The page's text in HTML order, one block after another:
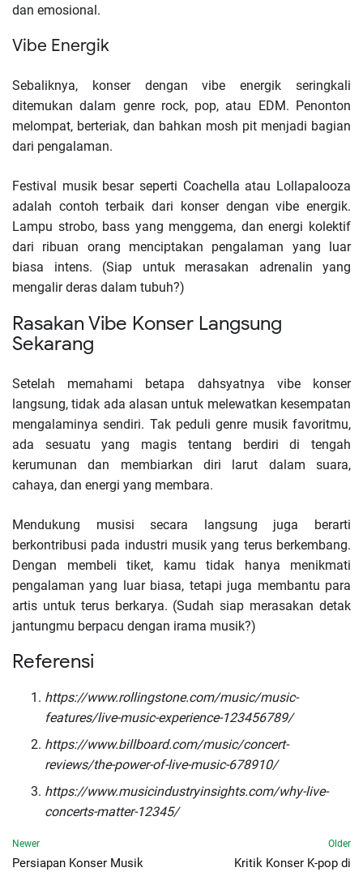
dan emosional.
Vibe Energik
Sebaliknya, konser dengan vibe energik seringkali
ditemukan dalam genre rock, pop, atau EDM. Penonton
melompat, berteriak, dan bahkan mosh pit menjadi bagian
dari pengalaman.
Festival musik besar seperti Coachella atau Lollapalooza
adalah contoh terbaik dari konser dengan vibe energik.
Lampu strobo, bass yang menggema, dan energi kolektif
dari ribuan orang menciptakan pengalaman yang luar
biasa intens. (Siap untuk merasakan adrenalin yang
mengalir deras dalam tubuh?)
Rasakan Vibe Konser Langsung
Sekarang
Setelah memahami betapa dahsyatnya vibe konser
langsung, tidak ada alasan untuk melewatkan kesempatan
mengalaminya sendiri. Tak peduli genre musik favoritmu,
ada sesuatu yang magis tentang berdiri di tengah
kerumunan dan membiarkan diri larut dalam suara,
cahaya, dan energi yang membara.
Mendukung musisi secara langsung juga berarti
berkontribusi pada industri musik yang terus berkembang.
Dengan membeli tiket, kamu tidak hanya menikmati
pengalaman yang luar biasa, tetapi juga membantu para
artis untuk terus berkarya. (Sudah siap merasakan detak
jantungmu berpacu dengan irama musik?)
Referensi
https://www.rollingstone.com/music/music-
features/live-music-experience-123456789/
https://www.billboard.com/music/concert-
reviews/the-power-of-live-music-678910/
https://www.musicindustryinsights.com/why-live-
concerts-matter-12345/
Newer
Persiapan Konser Musik
Older
Kritik Konser K-pop di